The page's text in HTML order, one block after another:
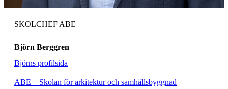
SKOLCHEF ABE
Björn Berggren
Björns profilsida
ABE – Skolan för arkitektur och samhällsbyggnad